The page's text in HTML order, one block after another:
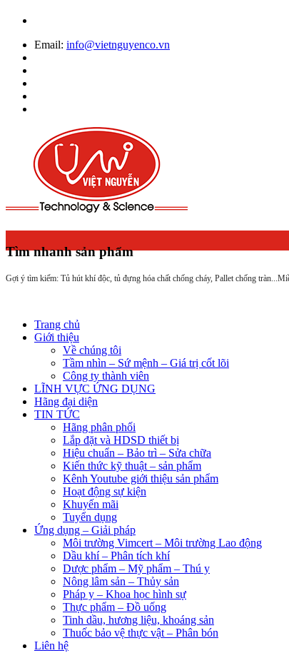
Email: info@vietnguyenco.vn
Tìm nhanh sản phẩm
Gợi ý tìm kiếm: Tủ hút khí độc, tủ đựng hóa chất chống cháy, Pallet chống tràn...
Trang chủ
Giới thiệu
Về chúng tôi
Tầm nhìn – Sứ mệnh – Giá trị cốt lõi
Công ty thành viên
LĨNH VỰC ỨNG DỤNG
Hãng đại diện
TIN TỨC
Hãng phân phối
Lắp đặt và HDSD thiết bị
Hiệu chuẩn – Bảo trì – Sửa chữa
Kiến thức kỹ thuật – sản phẩm
Kênh Youtube giới thiệu sản phẩm
Hoạt động sự kiện
Khuyến mãi
Tuyển dụng
Ứng dụng – Giải pháp
Môi trường Vimcert – Môi trường Lao động
Dầu khí – Phân tích khí
Dược phẩm – Mỹ phẩm – Thú y
Nông lâm sản – Thủy sản
Pháp y – Khoa học hình sự
Thực phẩm – Đồ uống
Tinh dầu, hương liệu, khoáng sản
Thuốc bảo vệ thực vật – Phân bón
Liên hệ